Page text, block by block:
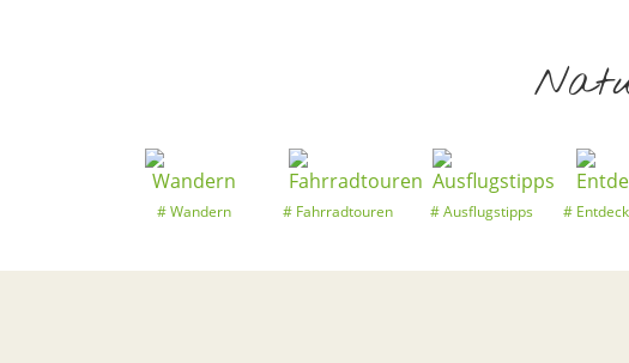
Wandern Fahrradtouren Ausflugstipps